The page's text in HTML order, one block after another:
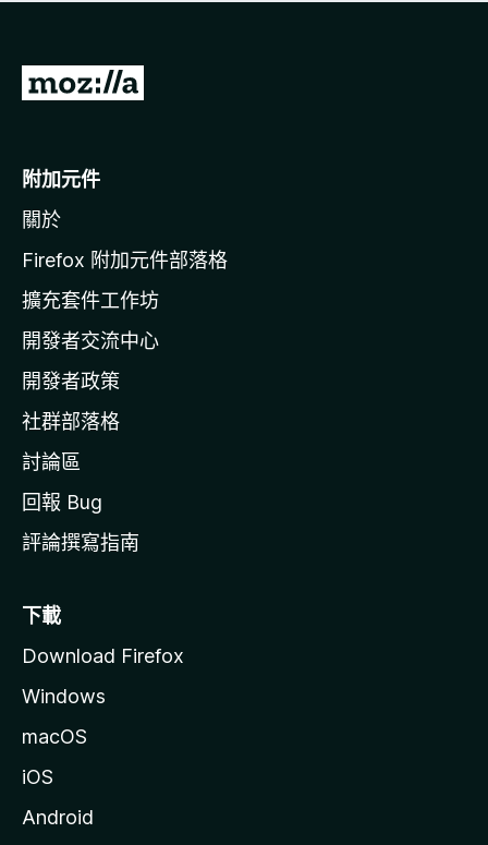
有
前
o
i
l
a
官
網
附加元件
關於
Firefox 附加元件部落格
擴充套件工作坊
開發者交流中心
開發者政策
社群部落格
討論區
回報 Bug
評論撰寫指南
下載
Download Firefox
Windows
macOS
iOS
Android